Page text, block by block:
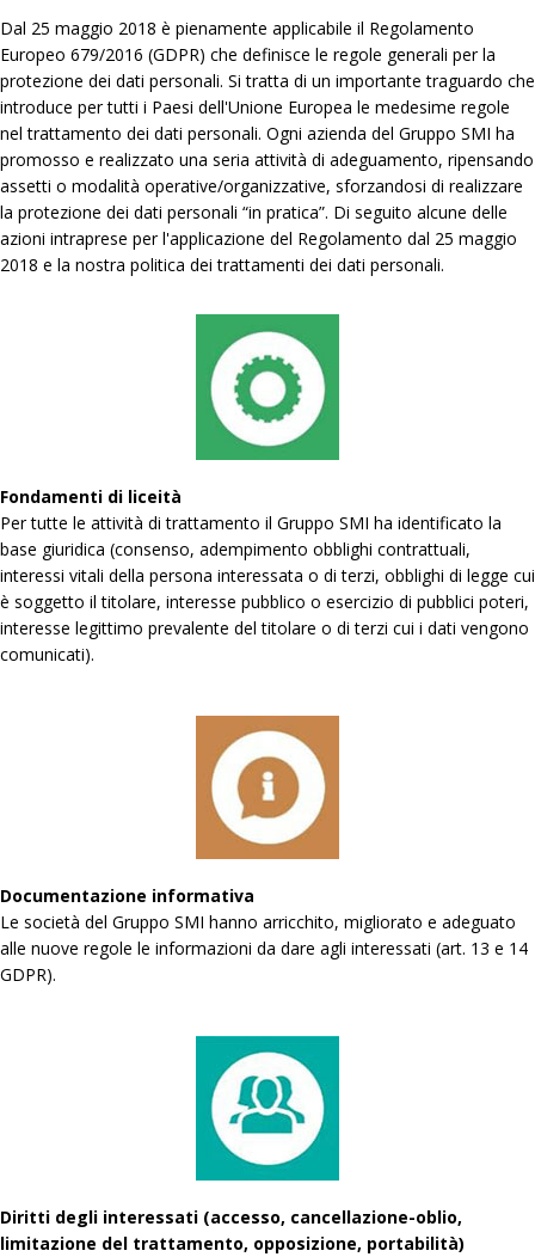
Dal 25 maggio 2018 è pienamente applicabile il Regolamento
Europeo 679/2016 (GDPR) che definisce le regole generali per la
protezione dei dati personali. Si tratta di un importante traguardo che
introduce per tutti i Paesi dell'Unione Europea le medesime regole
nel trattamento dei dati personali. Ogni azienda del Gruppo SMI ha
promosso e realizzato una seria attività di adeguamento, ripensando
assetti o modalità operative/organizzative, sforzandosi di realizzare
la protezione dei dati personali “in pratica”. Di seguito alcune delle
azioni intraprese per l'applicazione del Regolamento dal 25 maggio
2018 e la nostra politica dei trattamenti dei dati personali.
Fondamenti di liceità
Per tutte le attività di trattamento il Gruppo SMI ha identificato la
base giuridica (consenso, adempimento obblighi contrattuali,
interessi vitali della persona interessata o di terzi, obblighi di legge cui
è soggetto il titolare, interesse pubblico o esercizio di pubblici poteri,
interesse legittimo prevalente del titolare o di terzi cui i dati vengono
comunicati).
Documentazione informativa
Le società del Gruppo SMI hanno arricchito, migliorato e adeguato
alle nuove regole le informazioni da dare agli interessati (art. 13 e 14
GDPR).
Diritti degli interessati (accesso, cancellazione-oblio,
limitazione del trattamento, opposizione, portabilità)